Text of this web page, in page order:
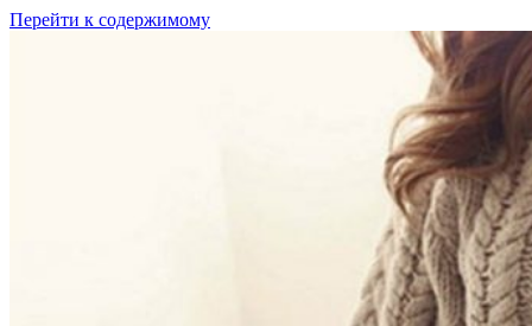
Перейти к содержимому